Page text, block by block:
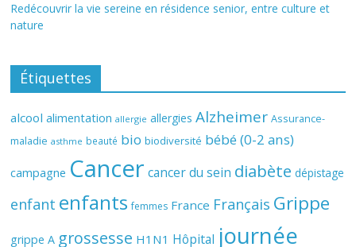
Redécouvrir la vie sereine en résidence senior, entre culture et
nature
Étiquettes
alcool alimentation allergie allergies Alzheimer Assurance-
maladie asthme beauté bio biodiversité bébé (0-2 ans)
campagne Cancer cancer du sein diabète dépistage
enfant enfants femmes France Français Grippe
grippe A grossesse H1N1 Hôpital journée